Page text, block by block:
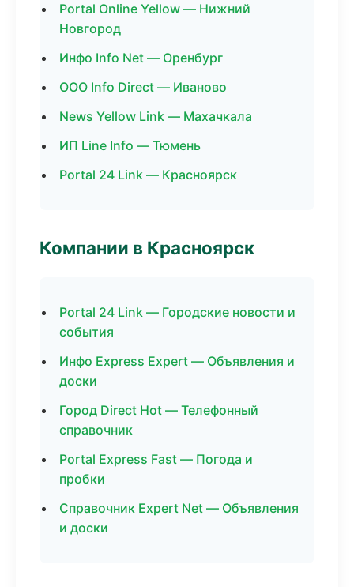
Portal Online Yellow — Нижний
Новгород
Инфо Info Net — Оренбург
ООО Info Direct — Иваново
News Yellow Link — Махачкала
ИП Line Info — Тюмень
Portal 24 Link — Красноярск
Компании в Красноярск
Portal 24 Link — Городские новости и
события
Инфо Express Expert — Объявления и
доски
Город Direct Hot — Телефонный
справочник
Portal Express Fast — Погода и
пробки
Справочник Expert Net — Объявления
и доски